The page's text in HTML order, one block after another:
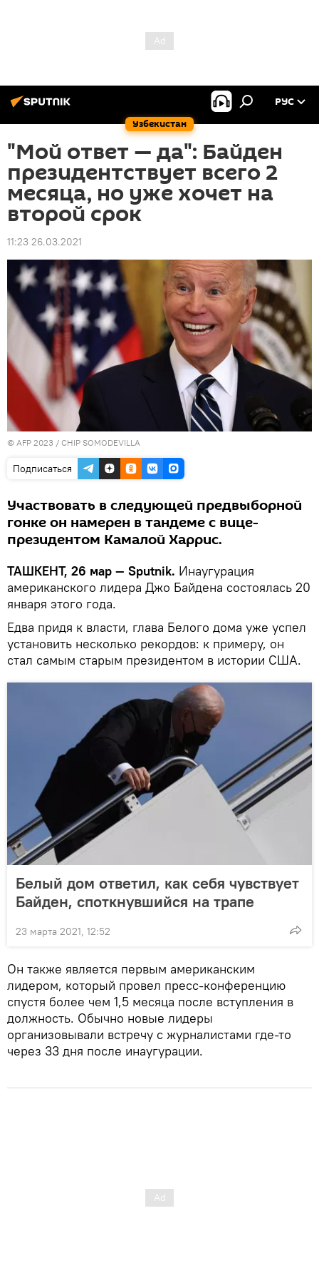
Узбекистан
РУС
"Мой ответ — да": Байден
президентствует всего 2
месяца, но уже хочет на
второй срок
11:23 26.03.2021
© AFP 2023 / CHIP SOMODEVILLA
Подписаться
Участвовать в следующей предвыборной
гонке он намерен в тандеме с вице-
президентом Камалой Харрис.
ТАШКЕНТ, 26 мар — Sputnik. Инаугурация
американского лидера Джо Байдена состоялась 20
января этого года.
Едва придя к власти, глава Белого дома уже успел
установить несколько рекордов: к примеру, он
стал самым старым президентом в истории США.
Белый дом ответил, как себя чувствует
Байден, споткнувшийся на трапе
23 марта 2021, 12:52
Он также является первым американским
лидером, который провел пресс-конференцию
спустя более чем 1,5 месяца после вступления в
должность. Обычно новые лидеры
организовывали встречу с журналистами где-то
через 33 дня после инаугурации.